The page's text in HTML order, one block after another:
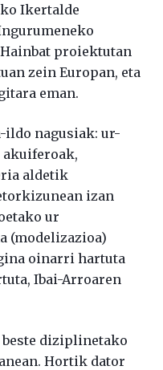
Ikertalde
proiektutan
zein Europan, eta
eman.
ildo nagusiak: ur-
aldetik
izan
ur
(modelizazioa)
oinarri hartuta
Ibai-Arroaren
diziplinetako
Hortik dator